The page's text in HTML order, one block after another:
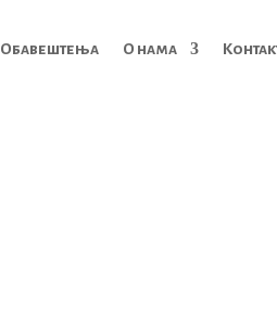
Обавештења О нама